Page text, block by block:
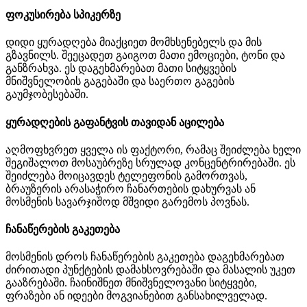
ფოკუსირება სპიკერზე
დიდი ყურადღება მიაქციეთ მომხსენებელს და მის
გზავნილს. შეეცადეთ გაიგოთ მათი ემოციები, ტონი და
განზრახვა. ეს დაგეხმარებათ მათი სიტყვების
მნიშვნელობის გაგებაში და საერთო გაგების
გაუმჯობესებაში.
ყურადღების გაფანტვის თავიდან აცილება
აღმოფხვრეთ ყველა ის ფაქტორი, რამაც შეიძლება ხელი
შეგიშალოთ მოსაუბრეზე სრულად კონცენტრირებაში. ეს
შეიძლება მოიცავდეს ტელეფონის გამორთვას,
ბრაუზერის არასაჭირო ჩანართების დახურვას ან
მოსმენის სავარჯიშოდ მშვიდი გარემოს პოვნას.
ჩანაწერების გაკეთება
მოსმენის დროს ჩანაწერების გაკეთება დაგეხმარებათ
ძირითადი პუნქტების დამახსოვრებაში და მასალის უკეთ
გააზრებაში. ჩაინიშნეთ მნიშვნელოვანი სიტყვები,
ფრაზები ან იდეები მოგვიანებით განსახილველად.